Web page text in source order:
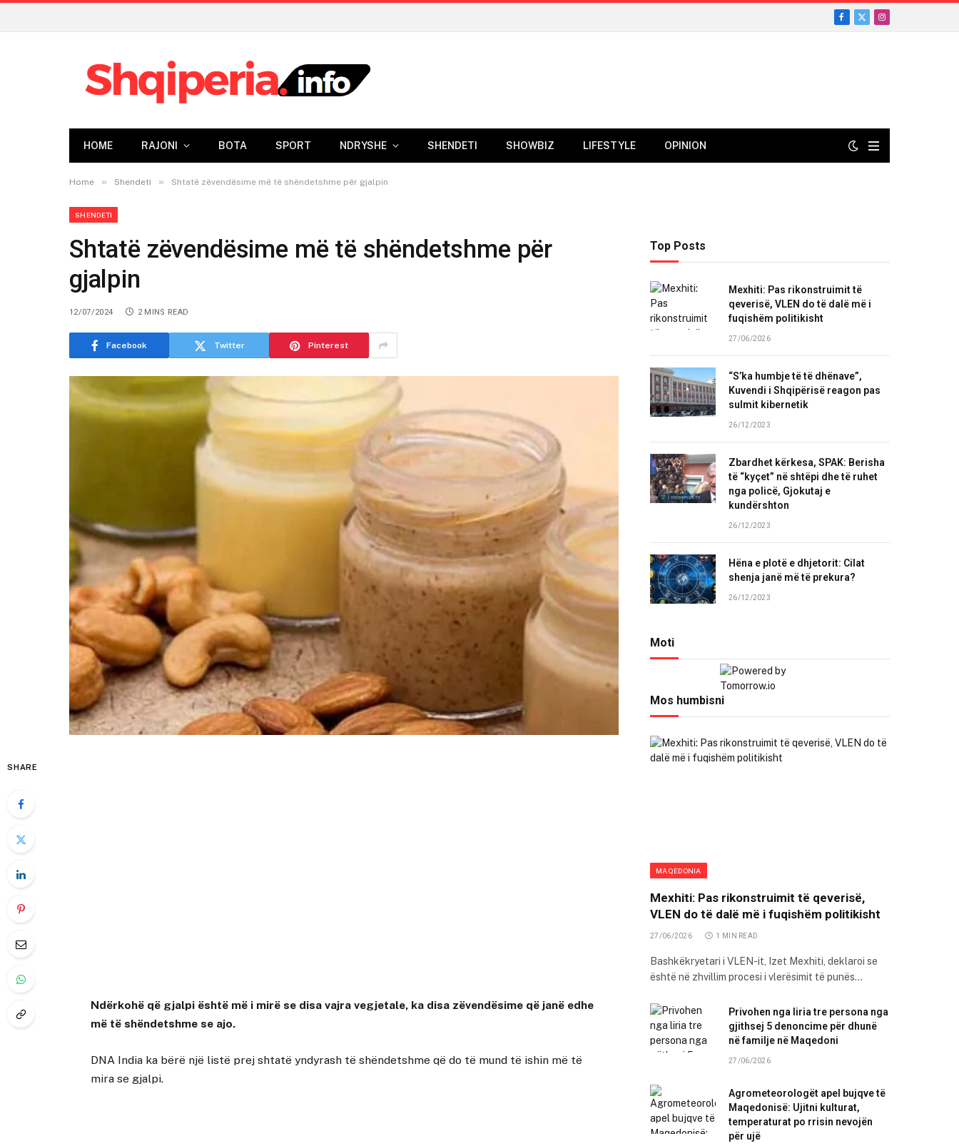
Facebook
X
Instagram
HOME RAJONI BOTA SPORT NDRYSHE SHENDETI SHOWBIZ LIFESTYLE OPINION
Home » Shendeti » Shtatë zëvendësime më të shëndetshme për gjalpin
SHENDETI
Shtatë zëvendësime më të shëndetshme për
gjalpin
12/07/2024 2 MINS READ
Facebook Twitter Pinterest
SHARE
Ndërkohë që gjalpi është më i mirë se disa vajra vegjetale, ka disa zëvendësime që janë edhe
më të shëndetshme se ajo.
DNA India ka bërë një listë prej shtatë yndyrash të shëndetshme që do të mund të ishin më të
mira se gjalpi.
Top Posts
Mexhiti: Pas rikonstruimit të
qeverisë, VLEN do të dalë më i
fuqishëm politikisht
27/06/2026
“S’ka humbje të të dhënave”,
Kuvendi i Shqipërisë reagon pas
sulmit kibernetik
26/12/2023
Zbardhet kërkesa, SPAK: Berisha
të “kyçet” në shtëpi dhe të ruhet
nga policë, Gjokutaj e
kundërshton
26/12/2023
Hëna e plotë e dhjetorit: Cilat
shenja janë më të prekura?
26/12/2023
Moti
Mos humbisni
MAQEDONIA
Mexhiti: Pas rikonstruimit të qeverisë,
VLEN do të dalë më i fuqishëm politikisht
27/06/2026 1 MIN READ
Bashkëkryetari i VLEN-it, Izet Mexhiti, deklaroi se
është në zhvillim procesi i vlerësimit të punës…
Privohen nga liria tre persona nga
gjithsej 5 denoncime për dhunë
në familje në Maqedoni
27/06/2026
Agrometeorologët apel bujqve të
Maqedonisë: Ujitni kulturat,
temperaturat po rrisin nevojën
për ujë